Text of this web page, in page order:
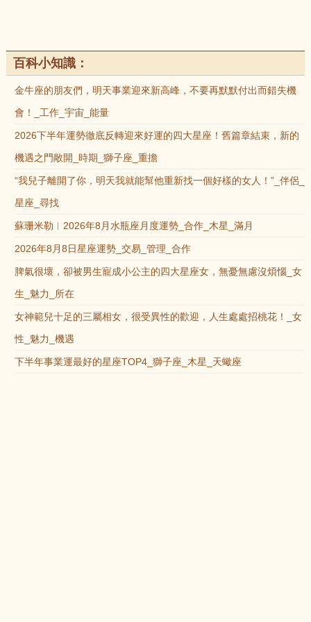
百科小知識：
金牛座的朋友們，明天事業迎來新高峰，不要再默默付出而錯失機
會！_工作_宇宙_能量
2026下半年運勢徹底反轉迎來好運的四大星座！舊篇章結束，新的
機遇之門敞開_時期_獅子座_重擔
“我兒子離開了你，明天我就能幫他重新找一個好樣的女人！”_伴侶_
星座_尋找
蘇珊米勒︱2026年8月水瓶座月度運勢_合作_木星_滿月
2026年8月8日星座運勢_交易_管理_合作
脾氣很壞，卻被男生寵成小公主的四大星座女，無憂無慮沒煩惱_女
生_魅力_所在
女神範兒十足的三屬相女，很受異性的歡迎，人生處處招桃花！_女
性_魅力_機遇
下半年事業運最好的星座TOP4_獅子座_木星_天蠍座